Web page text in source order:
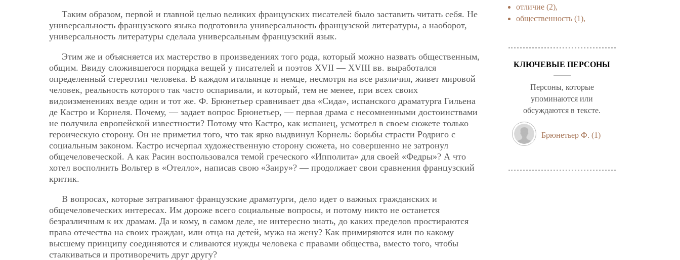
Таким образом, первой и главной целью великих французских писателей было заставить читать себя. Не
универсальность французского языка подготовила универсальность французской литературы, а наоборот,
универсальность литературы сделала универсальным французский язык.
Этим же и объясняется их мастерство в произведениях того рода, который можно назвать общественным,
общим. Ввиду сложившегося порядка вещей у писателей и поэтов XVII — XVIII вв. выработался
определенный стереотип человека. В каждом итальянце и немце, несмотря на все различия, живет мировой
человек, реальность которого так часто оспаривали, и который, тем не менее, при всех своих
видоизменениях везде один и тот же. Ф. Брюнетьер сравнивает два «Сида», испанского драматурга Гильена
де Кастро и Корнеля. Почему, — задает вопрос Брюнетьер, — первая драма с несомненными достоинствами
не получила европейской известности? Потому что Кастро, как испанец, усмотрел в своем сюжете только
героическую сторону. Он не приметил того, что так ярко выдвинул Корнель: борьбы страсти Родриго с
социальным законом. Кастро исчерпал художественную сторону сюжета, но совершенно не затронул
общечеловеческой. А как Расин воспользовался темой греческого «Ипполита» для своей «Федры»? А что
хотел восполнить Вольтер в «Отелло», написав свою «Заиру»? — продолжает свои сравнения французский
критик.
В вопросах, которые затрагивают французские драматурги, дело идет о важных гражданских и
общечеловеческих интересах. Им дороже всего социальные вопросы, и потому никто не останется
безразличным к их драмам. Да и кому, в самом деле, не интересно знать, до каких пределов простираются
права отечества на своих граждан, или отца на детей, мужа на жену? Как примиряются или по какому
высшему принципу соединяются и сливаются нужды человека с правами общества, вместо того, чтобы
сталкиваться и противоречить друг другу?
отличие (2),
общественность (1),
КЛЮЧЕВЫЕ ПЕРСОНЫ
Персоны, которые
упоминаются или
обсуждаются в тексте.
Брюнетьер Ф. (1)